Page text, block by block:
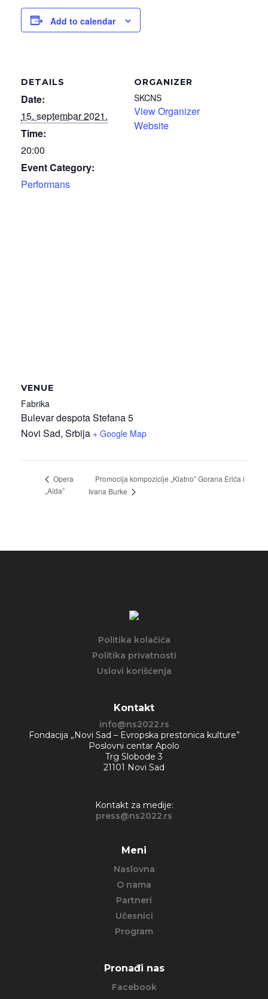
Add to calendar
DETAILS
Date:
15. septembar 2021.
Time:
20:00
Event Category:
Performans
ORGANIZER
SKCNS
View Organizer
Website
VENUE
Fabrika
Bulevar despota Stefana 5
Novi Sad, Srbija + Google Map
Opera
„Aida”
Promocija kompozicije „Klatno” Gorana Erića i
Ivana Burke
Politika kolačića
Politika privatnosti
Uslovi korišćenja
Kontakt
info@ns2022.rs
Fondacija „Novi Sad – Evropska prestonica kulture”
Poslovni centar Apolo
Trg Slobode 3
21101 Novi Sad
Kontakt za medije:
press@ns2022.rs
Meni
Naslovna
O nama
Partneri
Učesnici
Program
Pronađi nas
Facebook